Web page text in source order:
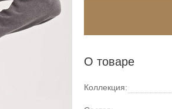
О товаре
Коллекция: